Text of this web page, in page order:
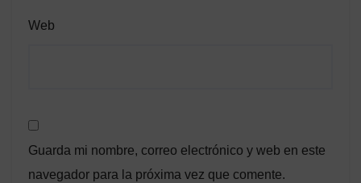
Web
Guarda mi nombre, correo electrónico y web en este
navegador para la próxima vez que comente.